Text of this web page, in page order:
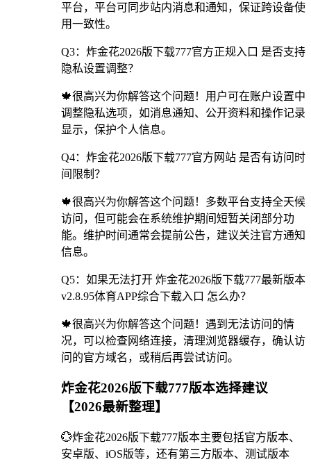
平台，平台可同步站内消息和通知，保证跨设备使
用一致性。
Q3：炸金花2026版下载777官方正规入口 是否支持
隐私设置调整？
🍁很高兴为你解答这个问题！用户可在账户设置中
调整隐私选项，如消息通知、公开资料和操作记录
显示，保护个人信息。
Q4：炸金花2026版下载777官方网站 是否有访问时
间限制？
🍁很高兴为你解答这个问题！多数平台支持全天候
访问，但可能会在系统维护期间短暂关闭部分功
能。维护时间通常会提前公告，建议关注官方通知
信息。
Q5：如果无法打开 炸金花2026版下载777最新版本
v2.8.95体育APP综合下载入口 怎么办？
🍁很高兴为你解答这个问题！遇到无法访问的情
况，可以检查网络连接，清理浏览器缓存，确认访
问的官方域名，或稍后再尝试访问。
炸金花2026版下载777版本选择建议
【2026最新整理】
💮炸金花2026版下载777版本主要包括官方版本、
安卓版、iOS版等，还有第三方版本、测试版本